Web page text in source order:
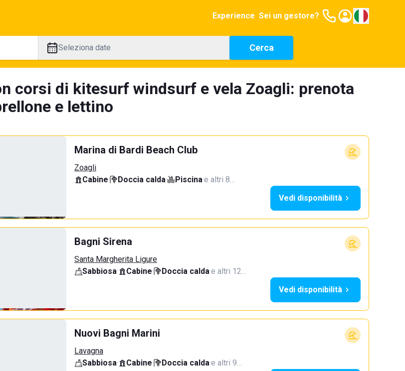
Experience Sei un gestore?
Seleziona date Cerca
corsi di kitesurf windsurf e vela Zoagli: prenota
e lettino
Marina di Bardi Beach Club
Zoagli
Cabine· Doccia calda· Piscina·e altri 8…
Vedi disponibilità
Bagni Sirena
Santa Margherita Ligure
Sabbiosa· Cabine· Doccia calda·e altri 12…
Vedi disponibilità
Nuovi Bagni Marini
Lavagna
Sabbiosa· Cabine· Doccia calda·e altri 9…